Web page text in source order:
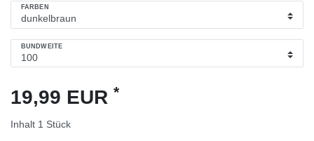
FARBEN
BUNDWEITE
19,99 EUR *
Inhalt 1 Stück